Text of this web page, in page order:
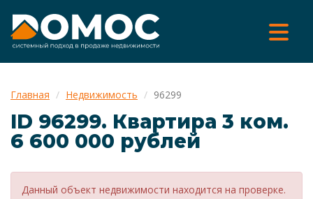
Главная Недвижимость 96299
ID 96299. Квартира 3 ком.
6 600 000 рублей
Данный объект недвижимости находится на проверке.